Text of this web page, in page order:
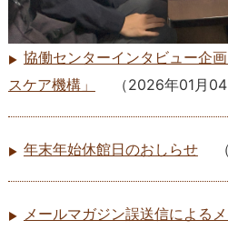
協働センターインタビュー企
スケア機構」
（2026年01月
年末年始休館日のおしらせ （
メールマガジン誤送信による